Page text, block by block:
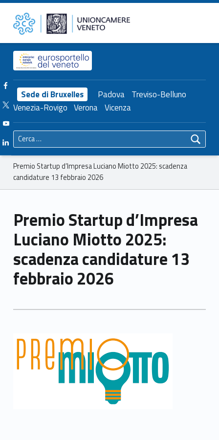
Premio Startup d’Impresa Luciano Miotto 2025: scadenza candidature 13 febbraio 2026 – Unioncamere del Veneto Unioncamere del Veneto
Header info sidebar
Sede di Bruxelles Padova Treviso-Belluno
Venezia-Rovigo Verona Vicenza
Facebook Unioncamere Veneto
Twitter Unioncamere Veneto
Youtube Unioncamere Veneto
Linkedin Unioncamere Veneto
Ricerca per:
Breadcrumbs navigation
Premio Startup d’Impresa Luciano Miotto 2025: scadenza
candidature 13 febbraio 2026
Premio Startup d’Impresa
Luciano Miotto 2025:
scadenza candidature 13
febbraio 2026